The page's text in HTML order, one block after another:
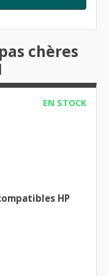
chères
EN STOCK
HP